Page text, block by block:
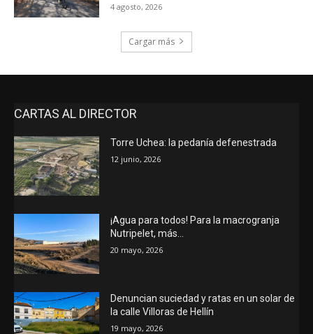
4 agosto, 2026
Cargar más
CARTAS AL DIRECTOR
Torre Uchea: la pedanía defenestrada
12 junio, 2026
¡Agua para todos! Para la macrogranja
Nutripelet, más…
20 mayo, 2026
Denuncian suciedad y ratas en un solar de
la calle Villoras de Hellín
19 mayo, 2026